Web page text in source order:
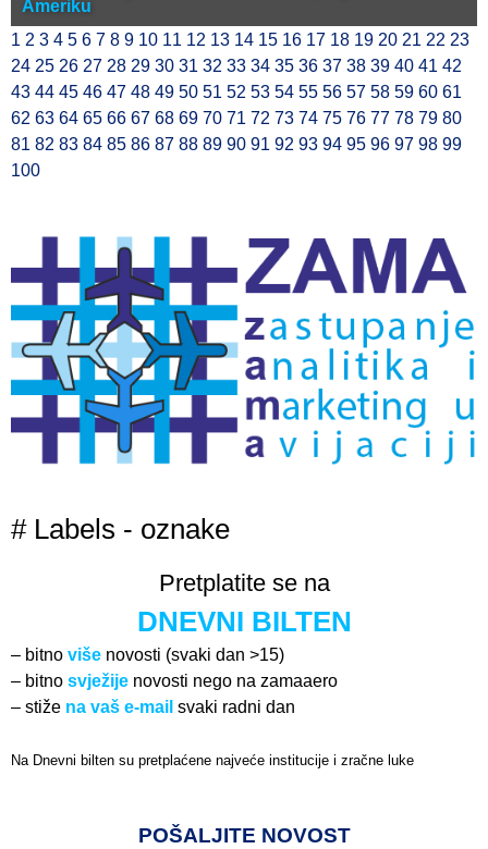
Ameriku
1 2 3 4 5 6 7 8 9 10 11 12 13 14 15 16 17 18 19 20 21 22 23
24 25 26 27 28 29 30 31 32 33 34 35 36 37 38 39 40 41 42
43 44 45 46 47 48 49 50 51 52 53 54 55 56 57 58 59 60 61
62 63 64 65 66 67 68 69 70 71 72 73 74 75 76 77 78 79 80
81 82 83 84 85 86 87 88 89 90 91 92 93 94 95 96 97 98 99
100
# Labels - oznake
Pretplatite se na
DNEVNI BILTEN
– bitno više novosti (svaki dan >15)
– bitno svježije novosti nego na zamaaero
– stiže na vaš e-mail svaki radni dan
Na Dnevni bilten su pretplaćene najveće institucije i zračne luke
POŠALJITE NOVOST